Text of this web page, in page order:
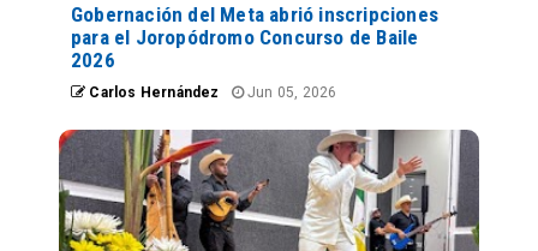
Gobernación del Meta abrió inscripciones
para el Joropódromo Concurso de Baile
2026
Carlos Hernández Jun 05, 2026